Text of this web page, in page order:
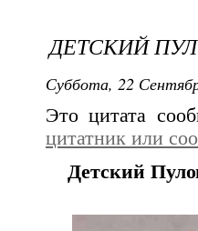
ДЕТСКИЙ
Суббота, 22
Это цитата
цитатник или
Детский